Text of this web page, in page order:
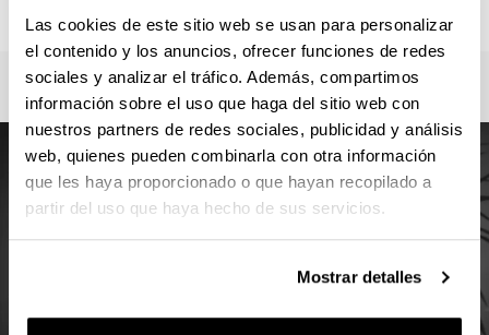
Las cookies de este sitio web se usan para personalizar
el contenido y los anuncios, ofrecer funciones de redes
sociales y analizar el tráfico. Además, compartimos
información sobre el uso que haga del sitio web con
nuestros partners de redes sociales, publicidad y análisis
web, quienes pueden combinarla con otra información
que les haya proporcionado o que hayan recopilado a
partir del uso que haya hecho de sus servicios.
Mostrar detalles